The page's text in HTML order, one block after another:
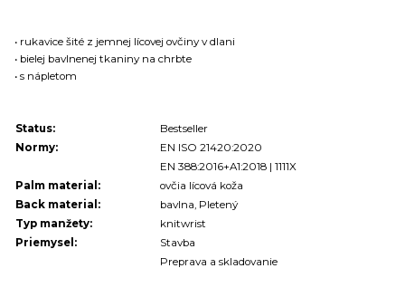
• rukavice šité z jemnej lícovej ovčiny v dlani
• bielej bavlnenej tkaniny na chrbte
• s nápletom
Status:
Bestseller
Normy:
EN ISO 21420:2020
EN 388:2016+A1:2018 | 1111X
Palm material:
ovčia lícová koža
Back material:
bavlna, Pletený
Typ manžety:
knitwrist
Priemysel:
Stavba
Preprava a skladovanie